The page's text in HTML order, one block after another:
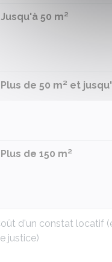
d'un constat locatif
justice)
Jusqu'à 50 m²
Plus de 50 m² et
Plus de 150 m²